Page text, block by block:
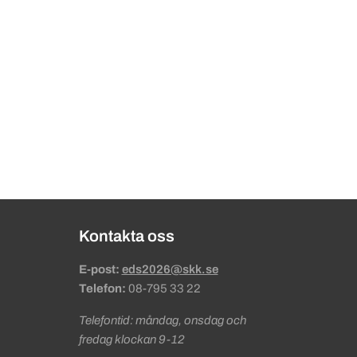
Kontakta oss
E-post: eds2026@skk.se
Telefon: 08-795 33 22
Telefontid: måndag, onsdag och
fredag klockan 9-12